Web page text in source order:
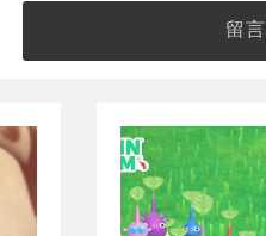
留言